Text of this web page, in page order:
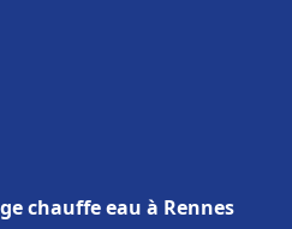
chauffe eau à Rennes